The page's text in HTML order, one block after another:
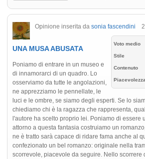
Opinione inserita da sonia fascendini
Voto medio
Stile
Contenuto
Piacevolezza
UNA MUSA ABUSATA
Poniamo di entrare in un museo e
di innamorarci di un quadro. Lo
osserviamo da tutte le angolazioni,
ne apprezziamo le pennellate, le
luci e le ombre, se siamo degli esperti. Se lo
chiediamo chi è la ragazza che rappresenta,
l'autore ha scelto proprio lei. Poniamo di essere
attorno a questa fantasia costruiamo un
ne è tratto sarà capace di ridare fama anche al
confezionato un bel romanzo: originale nella
scorrevole, piacevole da seguire. Nello scorrere